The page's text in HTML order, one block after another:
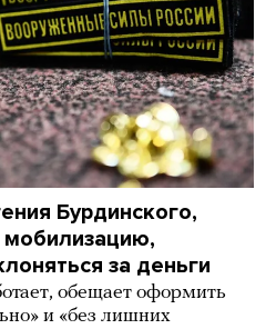
Бурдинского,
мобилизацию,
за деньги
обещает оформить
и «без лишних